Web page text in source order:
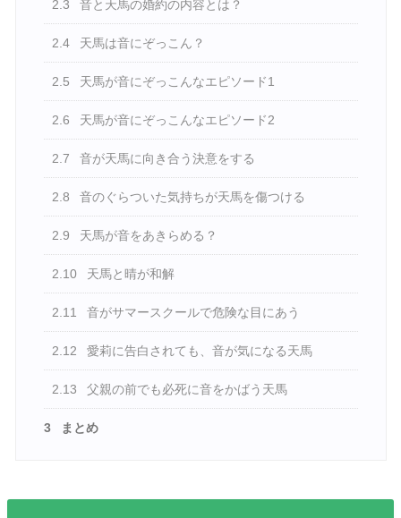
2.3 音と天馬の婚約の内容とは？
2.4 天馬は音にぞっこん？
2.5 天馬が音にぞっこんなエピソード1
2.6 天馬が音にぞっこんなエピソード2
2.7 音が天馬に向き合う決意をする
2.8 音のぐらついた気持ちが天馬を傷つける
2.9 天馬が音をあきらめる？
2.10 天馬と晴が和解
2.11 音がサマースクールで危険な目にあう
2.12 愛莉に告白されても、音が気になる天馬
2.13 父親の前でも必死に音をかばう天馬
3 まとめ